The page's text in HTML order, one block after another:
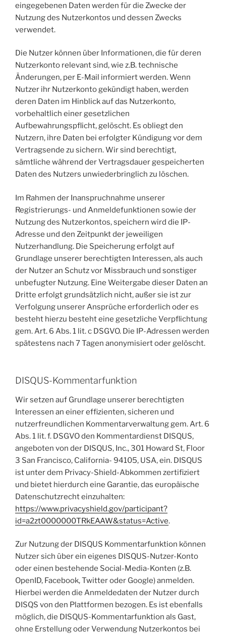
eingegebenen Daten werden für die Zwecke der
Nutzung des Nutzerkontos und dessen Zwecks
verwendet.
Die Nutzer können über Informationen, die für deren
Nutzerkonto relevant sind, wie z.B. technische
Änderungen, per E-Mail informiert werden. Wenn
Nutzer ihr Nutzerkonto gekündigt haben, werden
deren Daten im Hinblick auf das Nutzerkonto,
vorbehaltlich einer gesetzlichen
Aufbewahrungspflicht, gelöscht. Es obliegt den
Nutzern, ihre Daten bei erfolgter Kündigung vor dem
Vertragsende zu sichern. Wir sind berechtigt,
sämtliche während der Vertragsdauer gespeicherten
Daten des Nutzers unwiederbringlich zu löschen.
Im Rahmen der Inanspruchnahme unserer
Registrierungs- und Anmeldefunktionen sowie der
Nutzung des Nutzerkontos, speichern wird die IP-
Adresse und den Zeitpunkt der jeweiligen
Nutzerhandlung. Die Speicherung erfolgt auf
Grundlage unserer berechtigten Interessen, als auch
der Nutzer an Schutz vor Missbrauch und sonstiger
unbefugter Nutzung. Eine Weitergabe dieser Daten an
Dritte erfolgt grundsätzlich nicht, außer sie ist zur
Verfolgung unserer Ansprüche erforderlich oder es
besteht hierzu besteht eine gesetzliche Verpflichtung
gem. Art. 6 Abs. 1 lit. c DSGVO. Die IP-Adressen werden
spätestens nach 7 Tagen anonymisiert oder gelöscht.
DISQUS-Kommentarfunktion
Wir setzen auf Grundlage unserer berechtigten
Interessen an einer effizienten, sicheren und
nutzerfreundlichen Kommentarverwaltung gem. Art. 6
Abs. 1 lit. f. DSGVO den Kommentardienst DISQUS,
angeboten von der DISQUS, Inc., 301 Howard St, Floor
3 San Francisco, California- 94105, USA, ein. DISQUS
ist unter dem Privacy-Shield-Abkommen zertifiziert
und bietet hierdurch eine Garantie, das europäische
Datenschutzrecht einzuhalten:
https://www.privacyshield.gov/participant?
id=a2zt0000000TRkEAAW&status=Active.
Zur Nutzung der DISQUS Kommentarfunktion können
Nutzer sich über ein eigenes DISQUS-Nutzer-Konto
oder einen bestehende Social-Media-Konten (z.B.
OpenID, Facebook, Twitter oder Google) anmelden.
Hierbei werden die Anmeldedaten der Nutzer durch
DISQS von den Plattformen bezogen. Es ist ebenfalls
möglich, die DISQUS-Kommentarfunktion als Gast,
ohne Erstellung oder Verwendung Nutzerkontos bei